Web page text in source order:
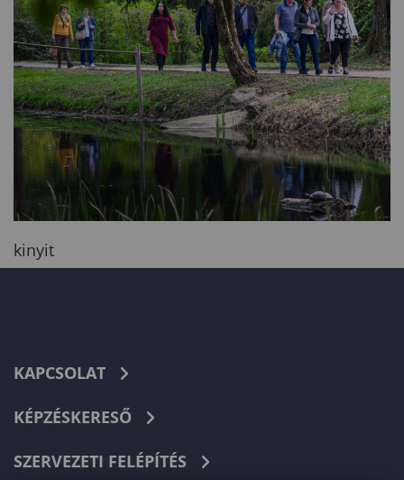
kinyit
KAPCSOLAT
KÉPZÉSKERESŐ
SZERVEZETI FELÉPÍTÉS